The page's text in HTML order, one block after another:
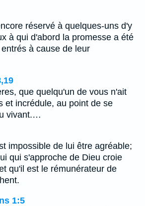
réservé à quelques-uns d'y
à qui d'abord la promesse a été
à cause de leur
que quelqu'un de vous n'ait
et incrédule, au point de se
vivant.…
impossible de lui être agréable;
qui s'approche de Dieu croie
qu'il est le rémunérateur de
1:5